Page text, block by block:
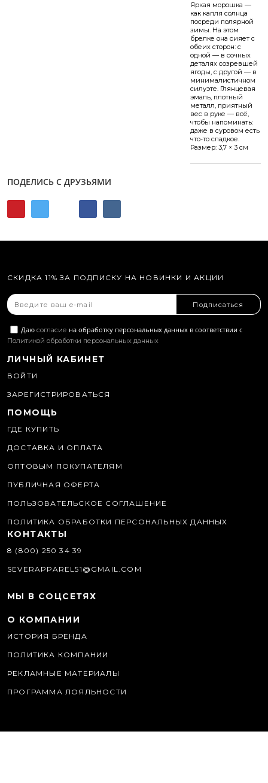
Яркая морошка —
как капля солнца
посреди полярной
зимы. На этом
брелке она сияет с
обеих сторон: с
одной — в сочных
деталях созревшей
ягоды, с другой — в
минималистичном
силуэте. Глянцевая
эмаль, плотный
металл, приятный
вес в руке — всё,
чтобы напоминать:
даже в суровом есть
что-то сладкое.
Размер: 3,7 × 3 см
ПОДЕЛИСЬ С ДРУЗЬЯМИ
СКИДКА 11% ЗА ПОДПИСКУ НА НОВИНКИ И АКЦИИ
Подписаться
Даю согласие на обработку персональных данных в соответствии с
Политикой обработки персональных данных
ЛИЧНЫЙ КАБИНЕТ
ВОЙТИ
ЗАРЕГИСТРИРОВАТЬСЯ
ПОМОЩЬ
ГДЕ КУПИТЬ
ДОСТАВКА И ОПЛАТА
ОПТОВЫМ ПОКУПАТЕЛЯМ
ПУБЛИЧНАЯ ОФЕРТА
ПОЛЬЗОВАТЕЛЬСКОЕ СОГЛАШЕНИЕ
ПОЛИТИКА ОБРАБОТКИ ПЕРСОНАЛЬНЫХ ДАННЫХ
КОНТАКТЫ
8 (800) 250 34 39
SEVERAPPAREL51@GMAIL.COM
МЫ В СОЦСЕТЯХ
О КОМПАНИИ
ИСТОРИЯ БРЕНДА
ПОЛИТИКА КОМПАНИИ
РЕКЛАМНЫЕ МАТЕРИАЛЫ
ПРОГРАММА ЛОЯЛЬНОСТИ